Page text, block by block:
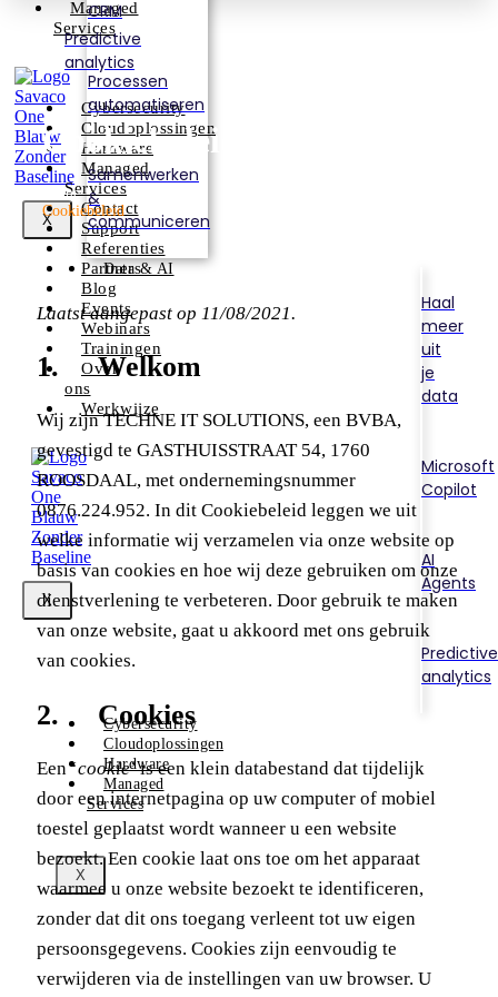
Managed
Services
X
Predictive
analytics
Cybersecurity
Cloudoplossingen
Hardware
Managed
Services
Contact
Support
Referenties
Partners
Blog
Events
Webinars
Trainingen
Over
ons
Werkwijze
X
CRM
Processen
automatiseren
Samenwerken
&
communiceren
Data & AI
Haal
meer
uit
je
data
Microsoft
Copilot
AI
Agents
Predictive
analytics
Cybersecurity
Cloudoplossingen
Hardware
Managed
Services
X
Cookiebeleid
Home
Cookiebeleid
Laatst aangepast op 11/08/2021.
1. Welkom
Wij zijn TECHNE IT SOLUTIONS, een BVBA,
gevestigd te GASTHUISSTRAAT 54, 1760
ROOSDAAL, met ondernemingsnummer
0876.224.952. In dit Cookiebeleid leggen we uit
welke informatie wij verzamelen via onze website op
basis van cookies en hoe wij deze gebruiken om onze
dienstverlening te verbeteren. Door gebruik te maken
van onze website, gaat u akkoord met ons gebruik
van cookies.
2. Cookies
Een ‘cookie’ is een klein databestand dat tijdelijk
door een internetpagina op uw computer of mobiel
toestel geplaatst wordt wanneer u een website
bezoekt. Een cookie laat ons toe om het apparaat
waarmee u onze website bezoekt te identificeren,
zonder dat dit ons toegang verleent tot uw eigen
persoonsgegevens. Cookies zijn eenvoudig te
verwijderen via de instellingen van uw browser. U